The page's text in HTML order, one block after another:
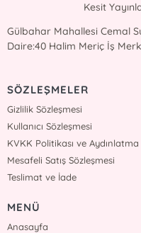
Kesit
Gülbahar Mahallesi Cemal
Daire:40 Halim Meriç İş
SÖZLEŞMELER
Gizlilik Sözleşmesi
Kullanıcı Sözleşmesi
KVKK Politikası ve
Mesafeli Satış Sözleşmesi
Teslimat ve İade
MENÜ
Anasayfa